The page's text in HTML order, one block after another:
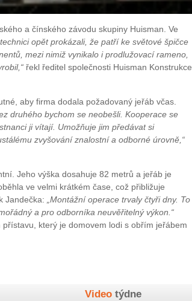
a čínského závodu skupiny Huisman. Ve
technici opět prokázali, že patří ke světové špičce
mezi nimiž vynikalo i prodlužovací rameno,
řekl ředitel společnosti Huisman Konstrukce
aby firma dodala požadovaný jeřáb včas.
druhého bychom se neobešli. Kooperace se
ji vítají. Umožňuje jim předávat si
zvyšování znalostní a odborné úrovně,“
Jeho výška dosahuje 82 metrů a jeřáb je
ve velmi krátkém čase, což přibližuje
Jandečka:
„Montážní operace trvaly čtyři dny. To
a pro odborníka neuvěřitelný výkon.“
který je domovem lodi s obřím jeřábem
Video týdne